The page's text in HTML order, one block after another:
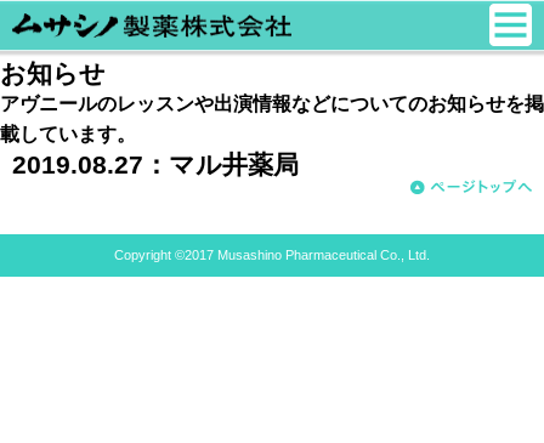
お知らせ
アヴニールのレッスンや出演情報などについてのお知らせを掲
載しています。
2019.08.27： マル井薬局
Copyright ©2017 Musashino Pharmaceutical Co., Ltd.